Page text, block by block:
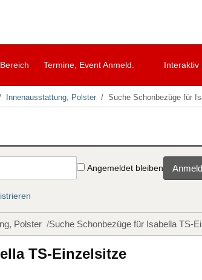
Termine, Event Anmeld. Interaktiv
Innenausstattung, Polster Suche Schonbezüge für
Angemeldet bleiben
Polster Suche Schonbezüge für Isabella TS-
TS-Einzelsitze